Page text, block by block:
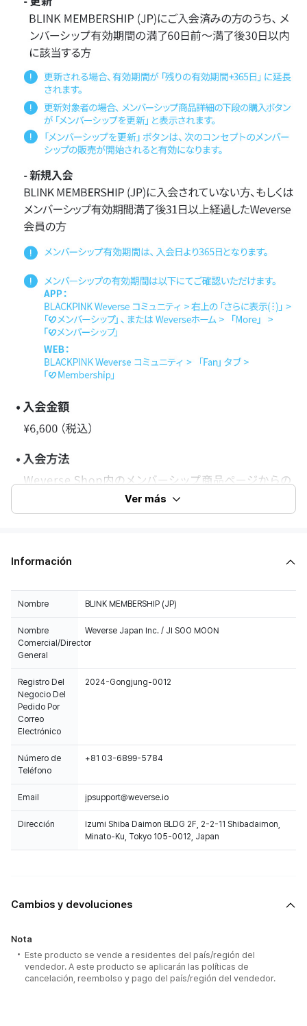
Ver más
Información
Nombre BLINK MEMBERSHIP (JP)
Nombre
Comercial/Director
General
Weverse Japan Inc. / JI SOO MOON
Registro Del
Negocio Del
Pedido Por
Correo
Electrónico
2024-Gongjung-0012
Número de
Teléfono
+81 03-6899-5784
Email jpsupport@weverse.io
Dirección
Izumi Shiba Daimon BLDG 2F, 2-2-11 Shibadaimon,
Minato-Ku, Tokyo 105-0012, Japan
Cambios y devoluciones
Nota
Este producto se vende a residentes del país/región del
vendedor. A este producto se aplicarán las políticas de
cancelación, reembolso y pago del país/región del vendedor.